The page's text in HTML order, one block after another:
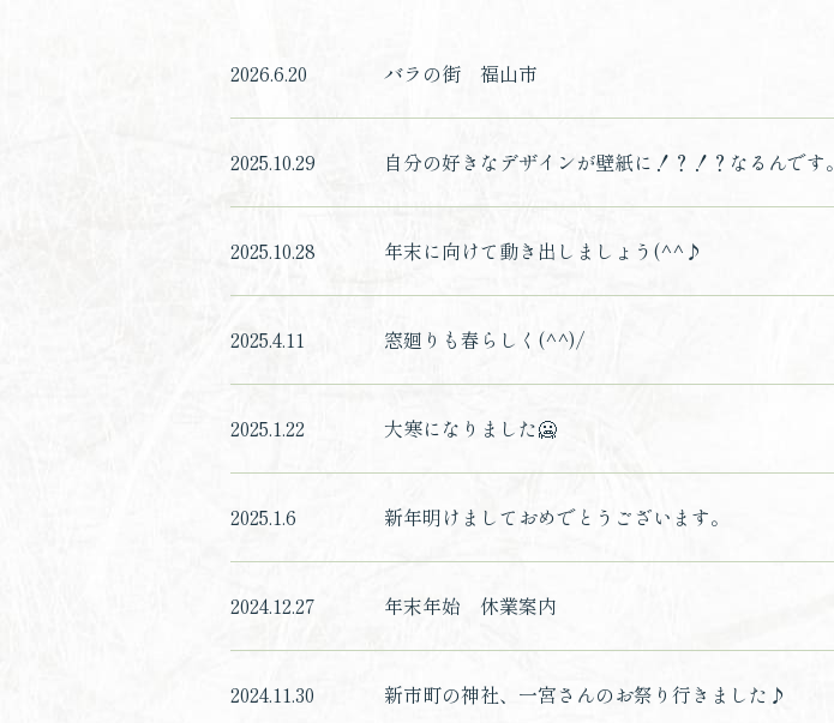
2026.6.20 バラの街 福山市
2025.10.29 自分の好きなデザインが壁紙に！？！？なるんです。
2025.10.28 年末に向けて動き出しましょう(^^♪
2025.4.11 窓廻りも春らしく(^^)/
2025.1.22 大寒になりました🥶
2025.1.6 新年明けましておめでとうございます。
2024.12.27 年末年始 休業案内
2024.11.30 新市町の神社、一宮さんのお祭り行きました♪